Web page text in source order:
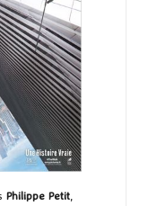
Philippe Petit